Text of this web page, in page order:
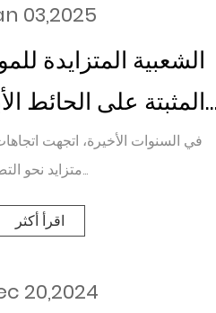
03,2025
الشعبية المتزايدة
المثبتة على الحائط
وفعال للتدفئة
في السنوات الأخيرة، اتجهت
متزايد نحو التص...
اقرأ أكثر
20,2024